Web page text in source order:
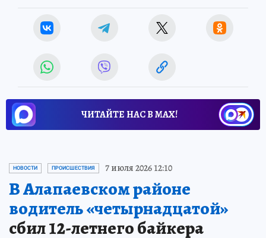
ЧИТАЙТЕ НАС В МАХ!
НОВОСТИ ПРОИСШЕСТВИЯ 7 июля 2026 12:10
В Алапаевском районе
водитель «четырнадцатой»
сбил 12-летнего байкера